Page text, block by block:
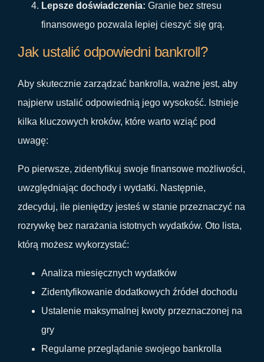
Lepsze doświadczenia: Granie bez stresu
finansowego pozwala lepiej cieszyć się grą.
Jak ustalić odpowiedni bankroll?
Aby skutecznie zarządzać bankrolla, ważne jest, aby
najpierw ustalić odpowiednią jego wysokość. Istnieje
kilka kluczowych kroków, które warto wziąć pod
uwagę:
Po pierwsze, zidentyfikuj swoje finansowe możliwości,
uwzględniając dochody i wydatki. Następnie,
zdecyduj, ile pieniędzy jesteś w stanie przeznaczyć na
rozrywkę bez narażania istotnych wydatków. Oto lista,
którą możesz wykorzystać:
Analiza miesięcznych wydatków
Zidentyfikowanie dodatkowych źródeł dochodu
Ustalenie maksymalnej kwoty przeznaczonej na
gry
Regularne przeglądanie swojego bankrolla